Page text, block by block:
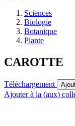
Sciences
Biologie
Botanique
Plante
CAROTTE
Téléchargement
Ajouter à la (aux)